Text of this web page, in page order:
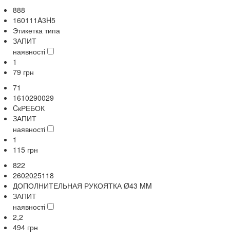
888
160111A3H5
Этикетка типа
ЗАПИТ
наявності
1
79 грн
71
1610290029
CкРЕБОК
ЗАПИТ
наявності
1
115 грн
822
2602025118
ДОПОЛНИТЕЛЬНАЯ РУКОЯТКА Ø43 MM
ЗАПИТ
наявності
2,2
494 грн